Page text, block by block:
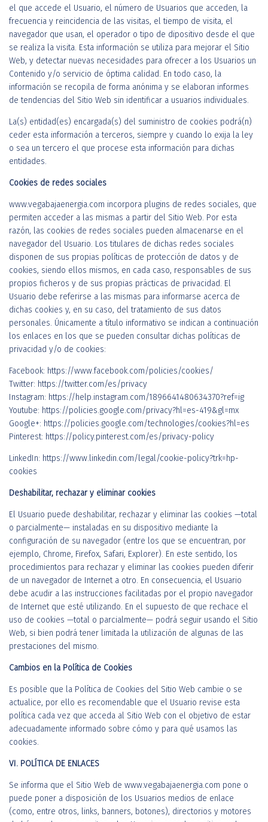
el que accede el Usuario, el número de Usuarios que acceden, la
frecuencia y reincidencia de las visitas, el tiempo de visita, el
navegador que usan, el operador o tipo de dipositivo desde el que
se realiza la visita. Esta información se utiliza para mejorar el Sitio
Web, y detectar nuevas necesidades para ofrecer a los Usuarios un
Contenido y/o servicio de óptima calidad. En todo caso, la
información se recopila de forma anónima y se elaboran informes
de tendencias del Sitio Web sin identificar a usuarios individuales.
La(s) entidad(es) encargada(s) del suministro de cookies podrá(n)
ceder esta información a terceros, siempre y cuando lo exija la ley
o sea un tercero el que procese esta información para dichas
entidades.
Cookies de redes sociales
www.vegabajaenergia.com incorpora plugins de redes sociales, que
permiten acceder a las mismas a partir del Sitio Web. Por esta
razón, las cookies de redes sociales pueden almacenarse en el
navegador del Usuario. Los titulares de dichas redes sociales
disponen de sus propias políticas de protección de datos y de
cookies, siendo ellos mismos, en cada caso, responsables de sus
propios ficheros y de sus propias prácticas de privacidad. El
Usuario debe referirse a las mismas para informarse acerca de
dichas cookies y, en su caso, del tratamiento de sus datos
personales. Únicamente a título informativo se indican a continuación
los enlaces en los que se pueden consultar dichas políticas de
privacidad y/o de cookies:
Facebook: https://www.facebook.com/policies/cookies/
Twitter: https://twitter.com/es/privacy
Instagram: https://help.instagram.com/1896641480634370?ref=ig
Youtube: https://policies.google.com/privacy?hl=es-419&gl=mx
Google+: https://policies.google.com/technologies/cookies?hl=es
Pinterest: https://policy.pinterest.com/es/privacy-policy
LinkedIn: https://www.linkedin.com/legal/cookie-policy?trk=hp-
cookies
Deshabilitar, rechazar y eliminar cookies
El Usuario puede deshabilitar, rechazar y eliminar las cookies —total
o parcialmente— instaladas en su dispositivo mediante la
configuración de su navegador (entre los que se encuentran, por
ejemplo, Chrome, Firefox, Safari, Explorer). En este sentido, los
procedimientos para rechazar y eliminar las cookies pueden diferir
de un navegador de Internet a otro. En consecuencia, el Usuario
debe acudir a las instrucciones facilitadas por el propio navegador
de Internet que esté utilizando. En el supuesto de que rechace el
uso de cookies —total o parcialmente— podrá seguir usando el Sitio
Web, si bien podrá tener limitada la utilización de algunas de las
prestaciones del mismo.
Cambios en la Política de Cookies
Es posible que la Política de Cookies del Sitio Web cambie o se
actualice, por ello es recomendable que el Usuario revise esta
política cada vez que acceda al Sitio Web con el objetivo de estar
adecuadamente informado sobre cómo y para qué usamos las
cookies.
VI. POLÍTICA DE ENLACES
Se informa que el Sitio Web de www.vegabajaenergia.com pone o
puede poner a disposición de los Usuarios medios de enlace
(como, entre otros, links, banners, botones), directorios y motores